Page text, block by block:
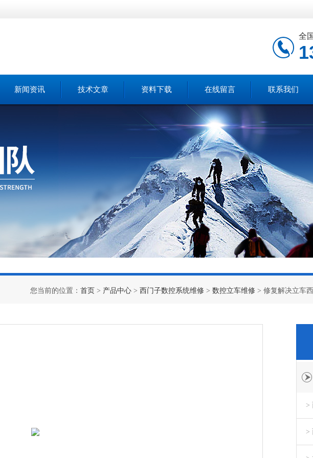
全
新闻资讯 技术文章 资料下载 在线留言 联系我们
您当前的位置： 首页 > 产品中心 > 西门子数控系统维修 > 数控立车维修 > 修复解决立车
>
>